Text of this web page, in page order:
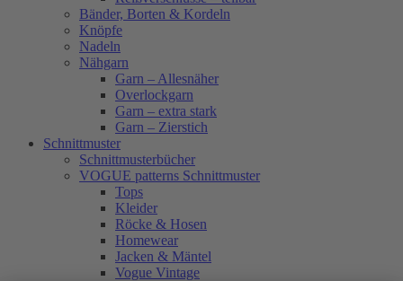
Bänder, Borten & Kordeln
Knöpfe
Nadeln
Nähgarn
Garn – Allesnäher
Overlockgarn
Garn – extra stark
Garn – Zierstich
Schnittmuster
Schnittmusterbücher
VOGUE patterns Schnittmuster
Tops
Kleider
Röcke & Hosen
Homewear
Jacken & Mäntel
Vogue Vintage